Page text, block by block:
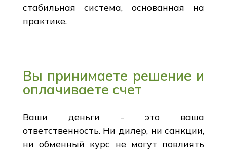
стабильная система, основанная на
практике.
Вы принимаете решение и
оплачиваете счет
Ваши деньги - это ваша
ответственность. Ни дилер, ни санкции,
ни обменный курс не могут повлиять